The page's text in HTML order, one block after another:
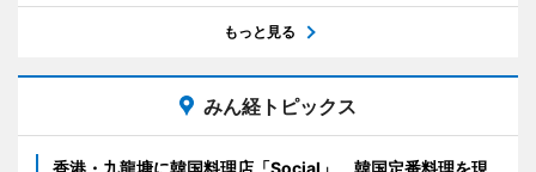
もっと見る
みん経トピックス
香港・九龍塘に韓国料理店「Social」 韓国定番料理を現